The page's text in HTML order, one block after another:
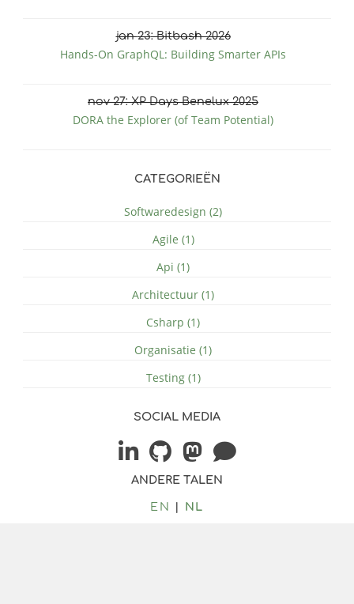
jan23: Bitbash 2026
Hands-On GraphQL: Building Smarter APIs
nov27: XP Days Benelux 2025
DORA the Explorer (of Team Potential)
CATEGORIEËN
Softwaredesign (2)
Agile (1)
Api (1)
Architectuur (1)
Csharp (1)
Organisatie (1)
Testing (1)
SOCIAL MEDIA
ANDERE TALEN
EN NL